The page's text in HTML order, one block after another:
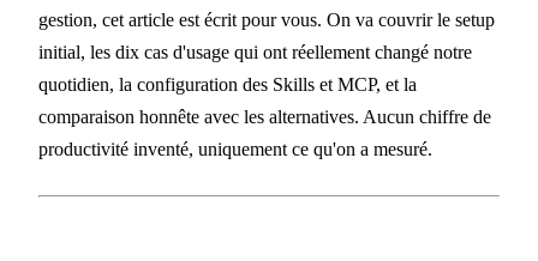
gestion, cet article est écrit pour vous. On va couvrir le setup
initial, les dix cas d'usage qui ont réellement changé notre
quotidien, la configuration des Skills et MCP, et la
comparaison honnête avec les alternatives. Aucun chiffre de
productivité inventé, uniquement ce qu'on a mesuré.